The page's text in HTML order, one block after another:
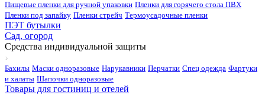
Пищевые пленки для ручной упаковки Пленки для горячего стола ПВХ
Пленки под запайку Пленки стрейч Термоусадочные пленки
ПЭТ бутылки
Сад, огород
Средства индивидуальной защиты
Бахилы Маски одноразовые Нарукавники Перчатки Спец одежда Фартуки
и халаты Шапочки одноразовые
Товары для гостиниц и отелей